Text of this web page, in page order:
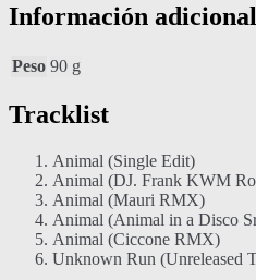
Información adicional
Peso 90 g
Tracklist
Animal (Single Edit)
Animal (DJ. Frank KWM
Animal (Mauri RMX)
Animal (Animal in a Disco
Animal (Ciccone RMX)
Unknown Run (Unreleased